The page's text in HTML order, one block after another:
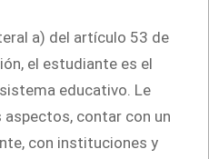
a) del artículo 53 de
el estudiante es el
educativo. Le
contar con un
con instituciones y